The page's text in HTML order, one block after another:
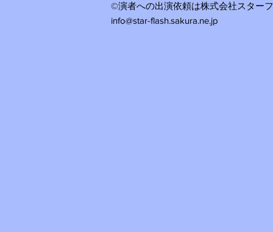
©演者への出演依頼は株式会社スタ
info@star-flash.sakura.ne.jp